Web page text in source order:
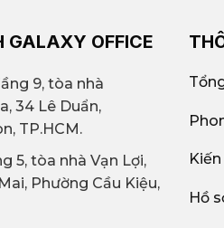
GALAXY OFFICE
9, tòa nhà
34 Lê Duẩn,
TP.HCM.
5, tòa nhà Vạn Lợi,
Phường Cầu Kiệu,
Hồ